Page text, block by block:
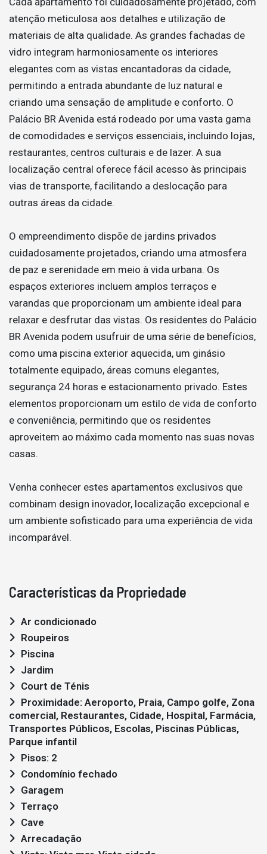
atenção meticulosa aos detalhes e utilização de
materiais de alta qualidade. As grandes fachadas de
vidro integram harmoniosamente os interiores
elegantes com as vistas encantadoras da cidade,
permitindo a entrada abundante de luz natural e
criando uma sensação de amplitude e conforto. O
Palácio BR Avenida está rodeado por uma vasta gama
de comodidades e serviços essenciais, incluindo lojas,
restaurantes, centros culturais e de lazer. A sua
localização central oferece fácil acesso às principais
vias de transporte, facilitando a deslocação para
outras áreas da cidade.
O empreendimento dispõe de jardins privados
cuidadosamente projetados, criando uma atmosfera
de paz e serenidade em meio à vida urbana. Os
espaços exteriores incluem amplos terraços e
varandas que proporcionam um ambiente ideal para
relaxar e desfrutar das vistas. Os residentes do Palácio
BR Avenida podem usufruir de uma série de benefícios,
como uma piscina exterior aquecida, um ginásio
totalmente equipado, áreas comuns elegantes,
segurança 24 horas e estacionamento privado. Estes
elementos proporcionam um estilo de vida de conforto
e conveniência, permitindo que os residentes
aproveitem ao máximo cada momento nas suas novas
casas.
Venha conhecer estes apartamentos exclusivos que
combinam design inovador, localização excepcional e
um ambiente sofisticado para uma experiência de vida
incomparável.
Características da Propriedade
Ar condicionado
Roupeiros
Piscina
Jardim
Court de Ténis
comercial, Restaurantes, Cidade, Hospital, Farmácia,
Transportes Públicos, Escolas, Piscinas Públicas,
Parque infantil
Pisos: 2
Condomínio fechado
Garagem
Terraço
Cave
Arrecadação